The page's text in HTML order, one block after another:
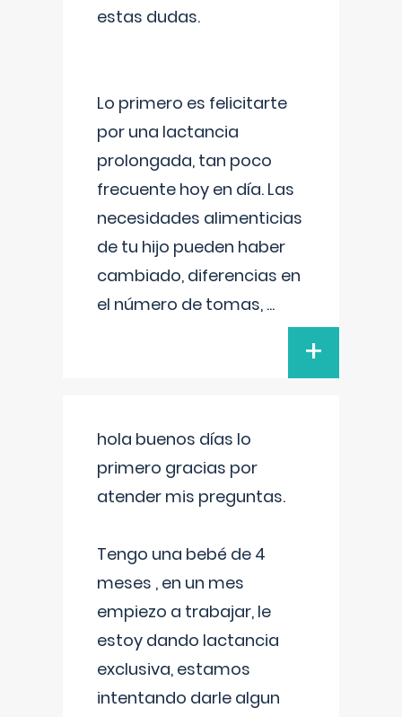
estas dudas.
Lo primero es felicitarte
por una lactancia
prolongada, tan poco
frecuente hoy en día. Las
necesidades alimenticias
de tu hijo pueden haber
cambiado, diferencias en
el número de tomas, ...
+
hola buenos días lo
primero gracias por
atender mis preguntas.
Tengo una bebé de 4
meses , en un mes
empiezo a trabajar, le
estoy dando lactancia
exclusiva, estamos
intentando darle algun